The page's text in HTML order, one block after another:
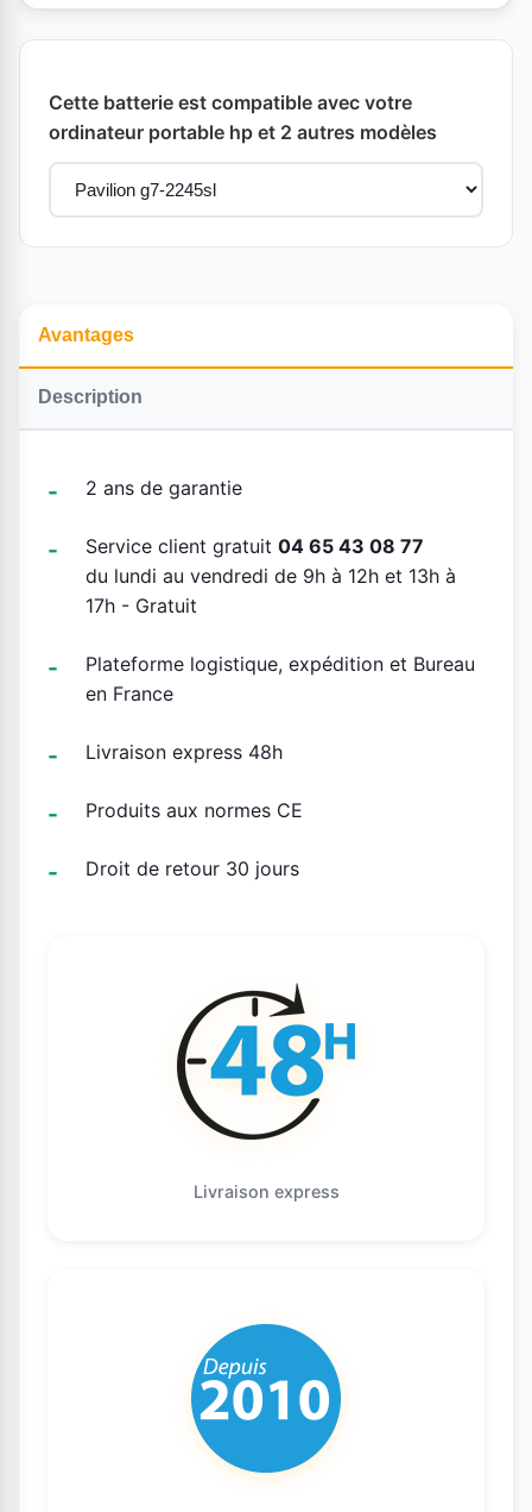
Cette batterie est compatible avec votre
ordinateur portable hp et 2 autres modèles
Avantages
Description
2 ans de garantie
Service client gratuit 04 65 43 08 77
du lundi au vendredi de 9h à 12h et 13h à
17h - Gratuit
Plateforme logistique, expédition et Bureau
en France
Livraison express 48h
Produits aux normes CE
Droit de retour 30 jours
Livraison express